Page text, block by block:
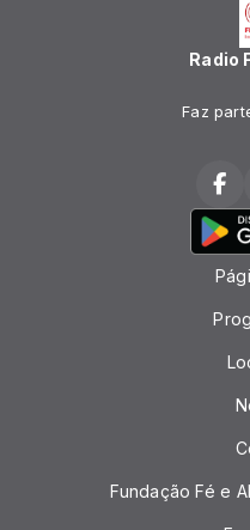
Radio
Faz
Fundação Fé e